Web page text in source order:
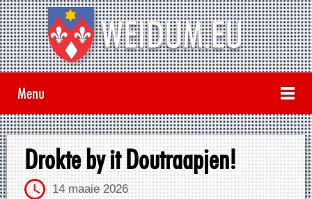
Menu
Drokte by it Doutraapjen!
14 maaie 2026